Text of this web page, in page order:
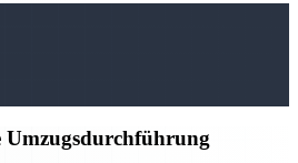
Umzugsdurchführung